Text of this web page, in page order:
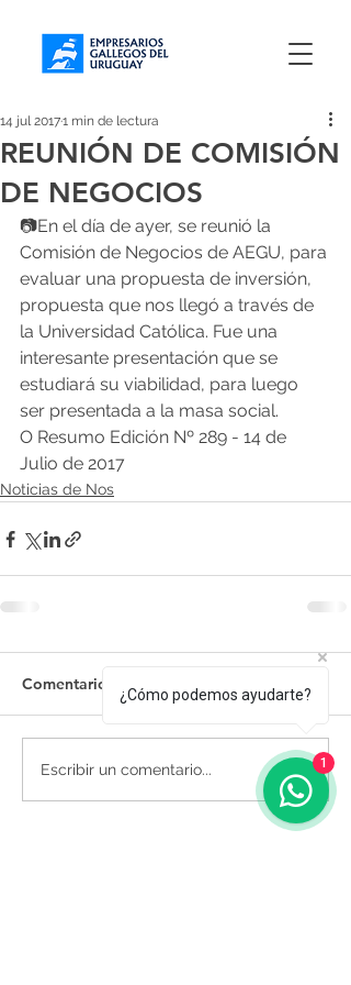
REUNIÓN DE COMISIÓN
DE NEGOCIOS
14 jul 20171 min de lectura
📷En el día de ayer, se reunió la
Comisión de Negocios de AEGU, para
evaluar una propuesta de inversión,
propuesta que nos llegó a través de
la Universidad Católica. Fue una
interesante presentación que se
estudiará su viabilidad, para luego
ser presentada a la masa social.
O Resumo Edición Nº 289 - 14 de
Julio de 2017
Noticias de Nos
Comentarios
Escribir un comentario...
¿Cómo podemos ayudarte?
1